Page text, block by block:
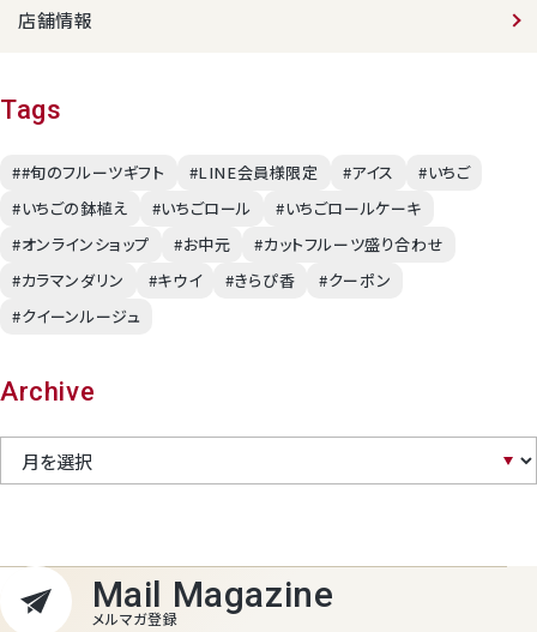
店舗情報
Tags
##旬のフルーツギフト #LINE会員様限定 #アイス
#いちご
#いちごの鉢植え
#いちごロール
#いちごロールケーキ
#オンラインショップ
#お中元
#カットフルーツ盛り合わせ
#カラマンダリン
#キウイ #きらぴ香
#クーポン
#クイーンルージュ
Archive